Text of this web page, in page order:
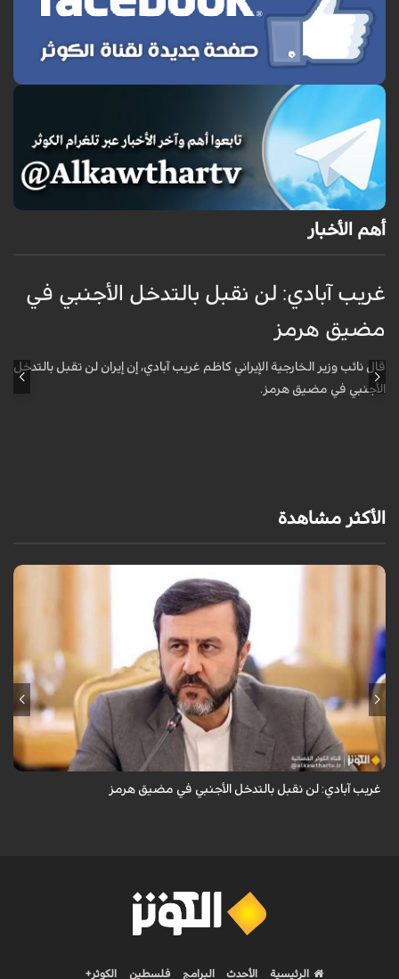
أهم الأخبار
غريب آبادي: لن نقبل بالتدخل الأجنبي في
مضيق هرمز
قال نائب وزير الخارجية الإيراني كاظم غريب آبادي، إن إيران لن تقبل بالتدخل
الأجنبي في مضيق هرمز.
الأكثر مشاهدة
قال نائب وزير الخارجية الإيراني كاظم غريب آبادي، إن إيران لن تقبل بالتدخل
الأجنبي في مضيق هرمز.
غريب آبادي: لن نقبل بالتدخل الأجنبي في مضيق هرمز
الرئيسية الأحدث البرامج فلسطين الكوثر+